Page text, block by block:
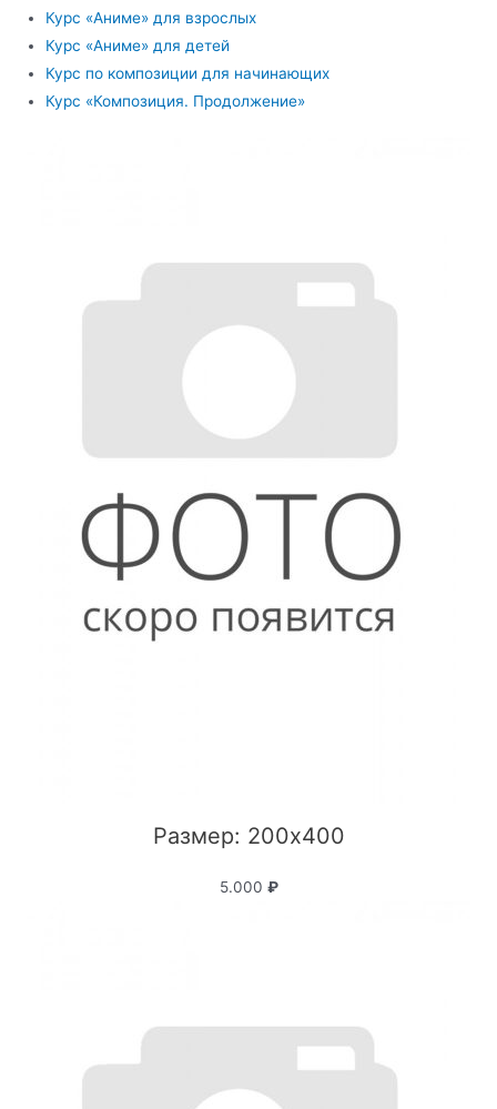
Курс «Аниме» для взрослых
Курс «Аниме» для детей
Курс по композиции для начинающих
Курс «Композиция. Продолжение»
Размер: 200x400
5.000 ₽